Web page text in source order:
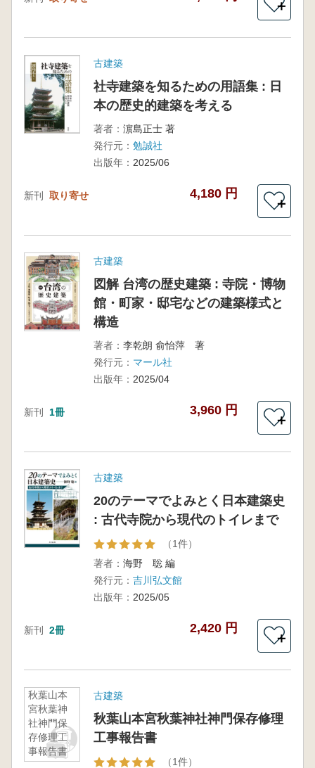
＋
古建築
社寺建築を知るための用語集 : 日
本の歴史的建築を考える
著者： 濵島正士 著
発行元： 勉誠社
出版年： 2025/06
新刊 取り寄せ 4,180 円
＋
古建築
図解 台湾の歴史建築 : 寺院・博物
館・町家・邸宅などの建築様式と
構造
著者： 李乾朗 俞怡萍 著
発行元： マール社
出版年： 2025/04
新刊 1冊 3,960 円
＋
古建築
20のテーマでよみとく日本建築史
: 古代寺院から現代のトイレまで
（1件）
著者： 海野 聡 編
発行元： 吉川弘文館
出版年： 2025/05
新刊 2冊 2,420 円
＋
秋葉山本
宮秋葉神
社神門保
存修理工
事報告書
古建築
秋葉山本宮秋葉神社神門保存修理
工事報告書
（1件）